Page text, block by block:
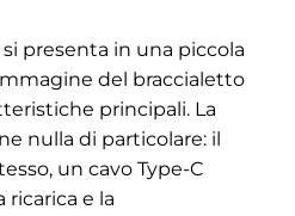
presenta in una piccola
del braccialetto
principali. La
nulla di particolare: il
un cavo Type-C
ricarica e la